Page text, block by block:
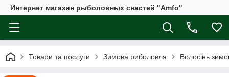
Интернет магазин рыболовных снастей "Amfo"
Товари та послуги Зимова риболовля Волосінь